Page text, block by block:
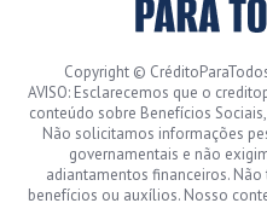
Copyright ©
AVISO: Esclarecemos que o
conteúdo sobre Benefícios
Não solicitamos informações
governamentais e não
adiantamentos financeiros.
benefícios ou auxílios. Nosso